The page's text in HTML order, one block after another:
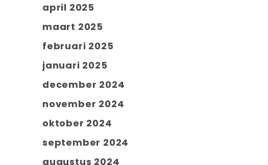
april 2025
maart 2025
februari 2025
januari 2025
december 2024
november 2024
oktober 2024
september 2024
augustus 2024